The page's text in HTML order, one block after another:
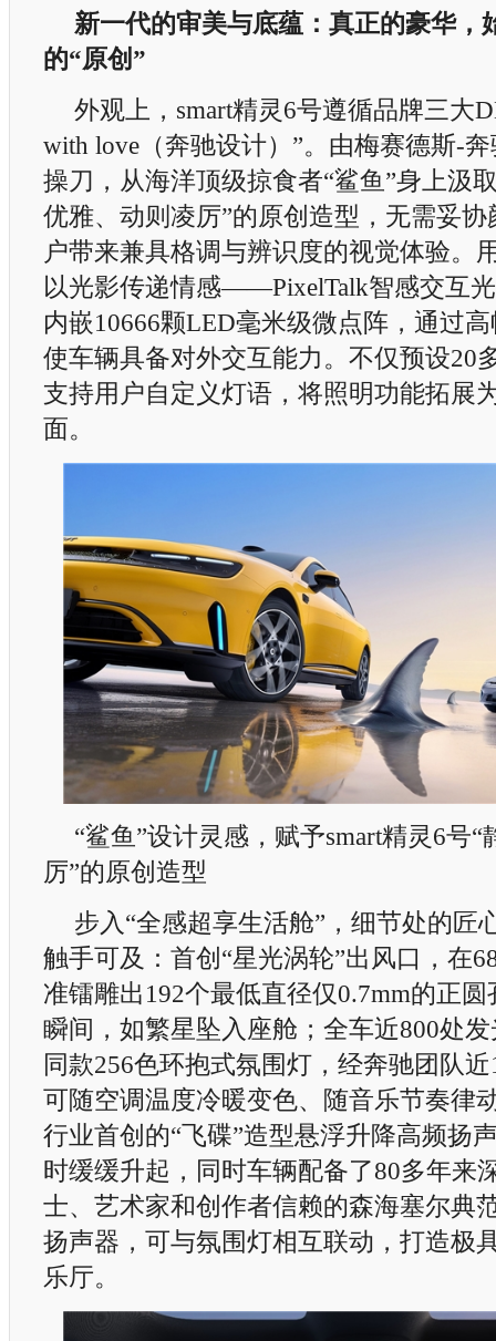
新一代的审美与底蕴：真正的豪华，
的“原创”
外观上，smart精灵6号遵循品牌三大
with love（奔驰设计）”。由梅赛德斯-
操刀，从海洋顶级掠食者“鲨鱼”身上汲
优雅、动则凌厉”的原创造型，无需妥
户带来兼具格调与辨识度的视觉体验。
以光影传递情感——PixelTalk智感交互
内嵌10666颗LED毫米级微点阵，通过
使车辆具备对外交互能力。不仅预设20
支持用户自定义灯语，将照明功能拓展
面。
“鲨鱼”设计灵感，赋予smart精灵6号
厉”的原创造型
步入“全感超享生活舱”，细节处的匠
触手可及：首创“星光涡轮”出风口，在
准镭雕出192个最低直径仅0.7mm的正
瞬间，如繁星坠入座舱；全车近800处
同款256色环抱式氛围灯，经奔驰团队
可随空调温度冷暖变色、随音乐节奏律
行业首创的“飞碟”造型悬浮升降高频扬
时缓缓升起，同时车辆配备了80多年来
士、艺术家和创作者信赖的森海塞尔典
扬声器，可与氛围灯相互联动，打造极
乐厅。